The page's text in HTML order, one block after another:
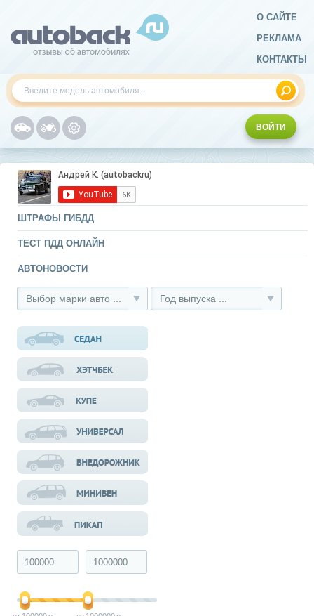
О САЙТЕ
РЕКЛАМА
КОНТАКТЫ
ВОЙТИ
ШТРАФЫ ГИБДД
ТЕСТ ПДД ОНЛАЙН
АВТОНОВОСТИ
Выбор марки авто ... Год выпуска ...